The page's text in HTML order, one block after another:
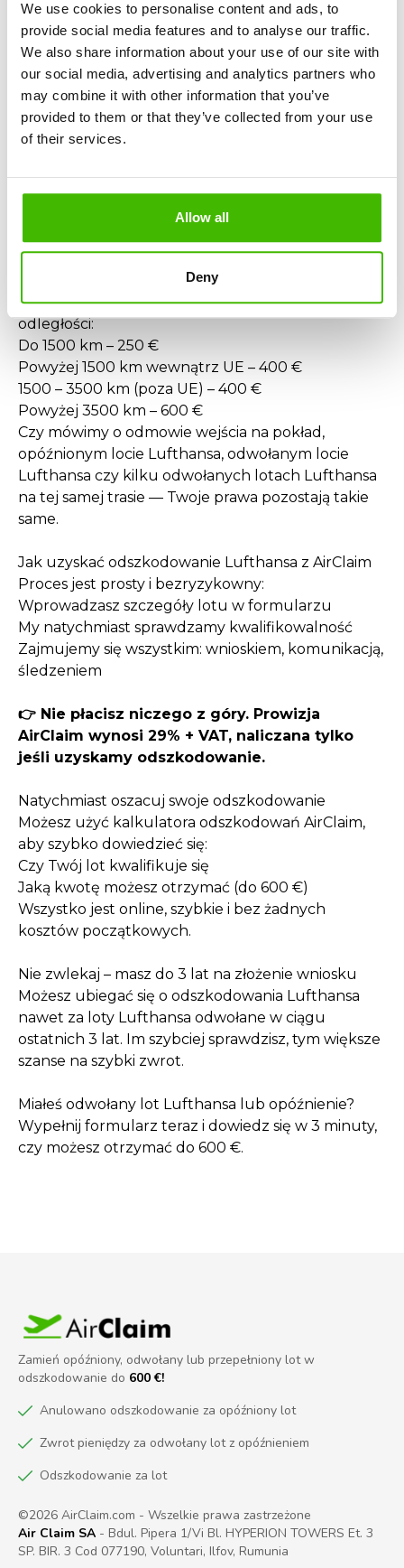
We use cookies to personalise content and ads, to
provide social media features and to analyse our traffic.
We also share information about your use of our site with
our social media, advertising and analytics partners who
may combine it with other information that you’ve
provided to them or that they’ve collected from your use
of their services.
Allow all
Deny
celu ze znacznym opóźnieniem. Masz prawo do
odszkodowania, jeśli:
Zostałeś późno poinformowany o odwołaniu
Alternatywny lot przybył znacznie później
Nie było rzeczywistych nadzwyczajnych
okoliczności (ekstremalna pogoda, ATC itp.)
odszkodowania?
Możesz ubiegać się o odszkodowanie, jeśli:
Lot odleciał z lotniska UE (w tym z Rumunii)
Lub przyleciał do UE i był obsługiwany przez
Wartość odszkodowania w zależności od
odległości:
Do 1500 km – 250 €
Powyżej 1500 km wewnątrz UE – 400 €
1500 – 3500 km (poza UE) – 400 €
Powyżej 3500 km – 600 €
Czy mówimy o odmowie wejścia na pokład,
opóźnionym locie Lufthansa, odwołanym locie
Lufthansa czy kilku odwołanych lotach Lufthansa
na tej samej trasie — Twoje prawa pozostają takie
same.
Jak uzyskać odszkodowanie Lufthansa z AirClaim
Proces jest prosty i bezryzykowny:
Wprowadzasz szczegóły lotu w formularzu
My natychmiast sprawdzamy kwalifikowalność
Zajmujemy się wszystkim: wnioskiem, komunikacją,
śledzeniem
👉 Nie płacisz niczego z góry. Prowizja
AirClaim wynosi 29% + VAT, naliczana tylko
jeśli uzyskamy odszkodowanie.
Natychmiast oszacuj swoje odszkodowanie
Możesz użyć kalkulatora odszkodowań AirClaim,
aby szybko dowiedzieć się:
Czy Twój lot kwalifikuje się
Jaką kwotę możesz otrzymać (do 600 €)
Wszystko jest online, szybkie i bez żadnych
kosztów początkowych.
Nie zwlekaj – masz do 3 lat na złożenie wniosku
Możesz ubiegać się o odszkodowania Lufthansa
nawet za loty Lufthansa odwołane w ciągu
ostatnich 3 lat. Im szybciej sprawdzisz, tym większe
szanse na szybki zwrot.
Miałeś odwołany lot Lufthansa lub opóźnienie?
Wypełnij formularz teraz i dowiedz się w 3 minuty,
czy możesz otrzymać do 600 €.
Zamień opóźniony, odwołany lub przepełniony lot w
odszkodowanie do 600 €!
Anulowano odszkodowanie za opóźniony lot
Zwrot pieniędzy za odwołany lot z opóźnieniem
Odszkodowanie za lot
©2026 AirClaim.com - Wszelkie prawa zastrzeżone
Air Claim SA - Bdul. Pipera 1/Vi Bl. HYPERION TOWERS Et. 3
SP. BIR. 3 Cod 077190, Voluntari, Ilfov, Rumunia